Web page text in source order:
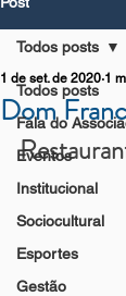
Todos posts
Fala do
Eventos
Institucional
Sociocultural
Esportes
Gestão
Todos posts
Dom
1 de set. de 2020 1